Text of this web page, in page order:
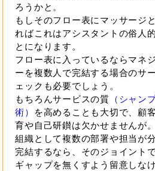
ろうかと。
もしそのフロー表にマッサージ
ればこれはアシスタントの俗人
とになります。
フロー表に入っているならマネ
ーを複数人で完結する場合のサ
ェックも必要でしょう。
もちろんサービスの質 （シャン
術）
を高めることも大切で、顧
育や自己研鑚は欠かせませんが。
組織として複数の部署や担当が
完結するなら、そのジョイント
ギャップを無くすよう留意しな